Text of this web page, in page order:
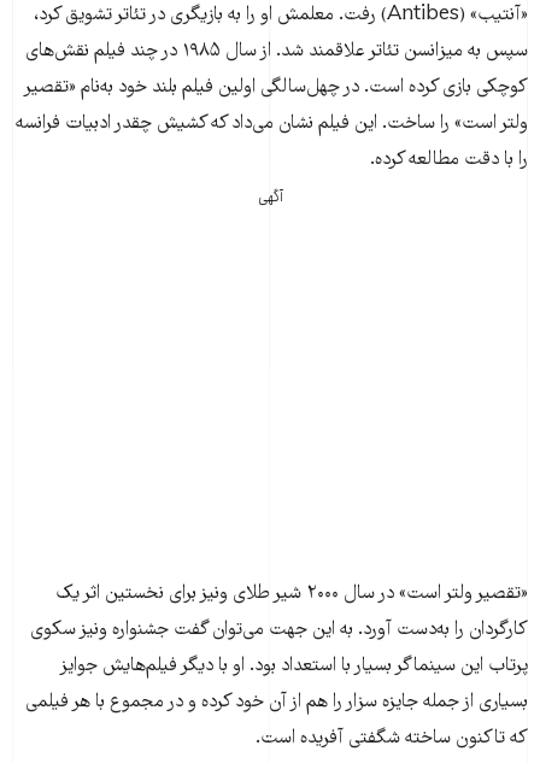
«آنتیب» (Antibes) رفت. معلمش او را به بازیگری در تئا‌تر تشویق کرد،
سپس به میزانسن تئاتر علاقمند شد. از سال ۱۹۸۵ در چند فیلم نقش‌های
کوچکی بازی کرده است. در چهل‌سالگی اولین فیلم بلند خود به‌نام «تقصیر
ولتر است» را ساخت. این فیلم نشان می‌داد که کشیش چقدر ادبیات فرانسه
را با دقت مطالعه کرده.
آگهی
«تقصیر ولتر است» در سال ۲۰۰۰ شیر طلای ونیز برای نخستین اثر یک
کارگردان را به‌دست آورد. به این جهت می‌توان گفت جشنواره ونیز سکوی
پرتاب این سینماگر بسیار با استعداد بود. او با دیگر فیلم‌هایش جوایز
بسیاری از جمله جایزه سزار را هم از آن خود کرده و در مجموع با هر فیلمی
که تاکنون ساخته شگفتی آفریده است.